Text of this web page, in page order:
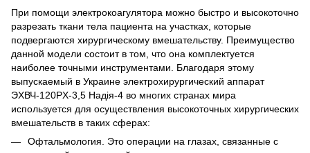
При помощи электрокоагулятора можно быстро и высокоточно
разрезать ткани тела пациента на участках, которые
подвергаются хирургическому вмешательству. Преимущество
данной модели состоит в том, что она комплектуется
наиболее точными инструментами. Благодаря этому
выпускаемый в Украине электрохирургический аппарат
ЭХВЧ-120PX-3,5 Надія-4 во многих странах мира
используется для осуществления высокоточных хирургических
вмешательств в таких сферах:
Офтальмология. Это операции на глазах, связанные с